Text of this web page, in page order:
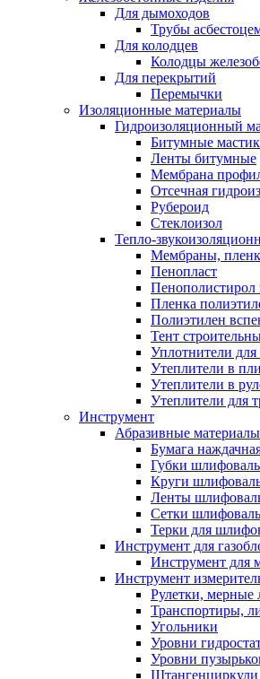
Для дымоходов
Трубы
Для колодцев
Колодцы
Для перекрытий
Перемычки
Изоляционные материалы
Гидроизоляционный
Битумные
Ленты битумные
Мембрана
Отсечная
Рубероид
Стеклоизол
Тепло-
Мембраны,
Пенопласт
Пенополистирол
Пленка
Полиэтилен
Тент
Уплотнители для
Утеплители в
Утеплители в
Утеплители для
Инструмент
Абразивные материалы
Бумага
Губки
Круги
Ленты
Сетки
Терки для
Инструмент для
Инструмент для
Инструмент
Рулетки, мерные
Транспортиры,
Угольники
Уровни
Уровни
Штангенциркули